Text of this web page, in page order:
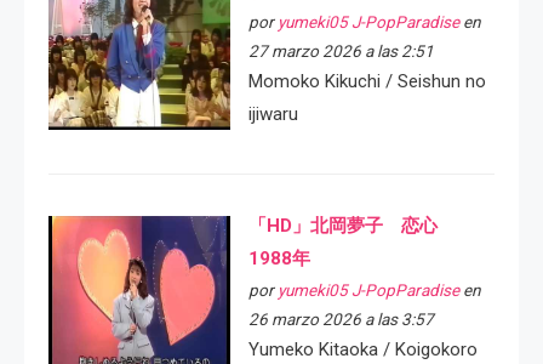
por yumeki05 J-PopParadiseen
27 marzo 2026 a las 2:51
Momoko Kikuchi / Seishun no
ijiwaru
「HD」北岡夢子 恋心
1988年
por yumeki05 J-PopParadiseen
26 marzo 2026 a las 3:57
Yumeko Kitaoka / Koigokoro